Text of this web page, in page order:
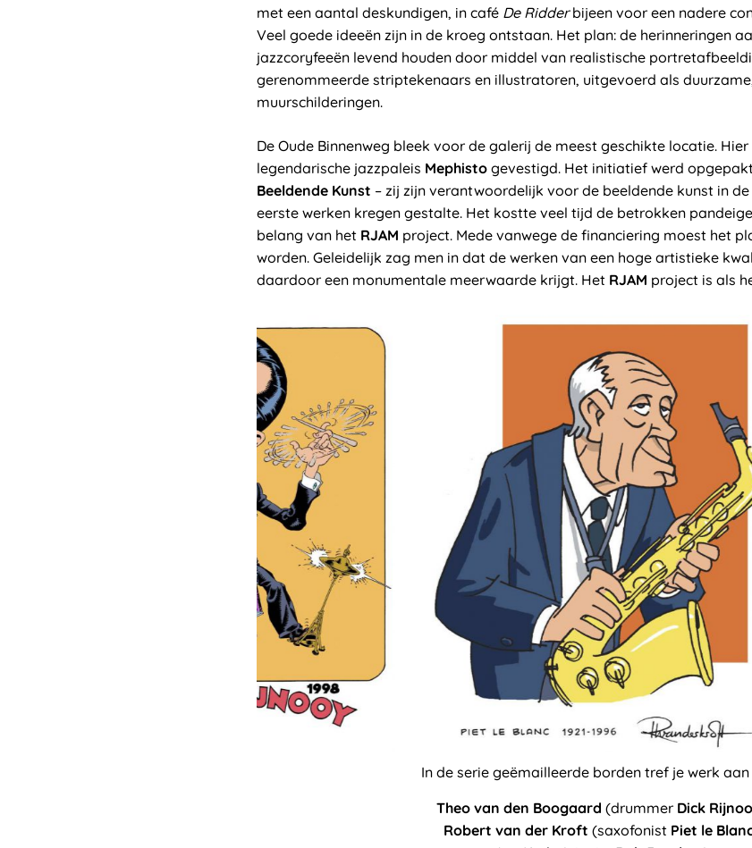
met een aantal deskundigen, in café De Ridderbijeen voor een nadere
Veel goede ideeën zijn in de kroeg ontstaan. Het plan: de herinneringen
jazzcoryfeeën levend houden door middel van realistische
gerenommeerde striptekenaars en illustratoren, uitgevoerd als
muurschilderingen.
De Oude Binnenweg bleek voor de galerij de meest geschikte locatie.
legendarische jazzpaleis Mephisto gevestigd. Het initiatief werd
Beeldende Kunst – zij zijn verantwoordelijk voor de beeldende kunst in
eerste werken kregen gestalte. Het kostte veel tijd de betrokken
belang van het RJAM project. Mede vanwege de financiering moest het
worden. Geleidelijk zag men in dat de werken van een hoge artistieke
daardoor een monumentale meerwaarde krijgt. Het RJAM project is als
In de serie geëmailleerde borden tref je werk aan
Theo van den Boogaard (drummer Dick
Robert van der Kroft (saxofonist Piet le